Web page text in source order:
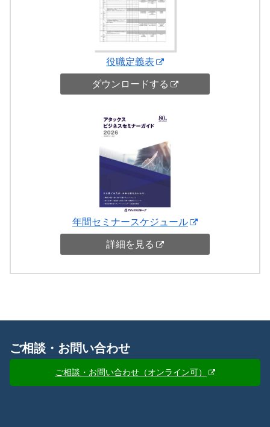
役職定義表
ダウンロードする
年間セミナースケジュール
詳細を見る
ご相談・お問い合わせ
ご相談・お問い合わせ（オンライン可）